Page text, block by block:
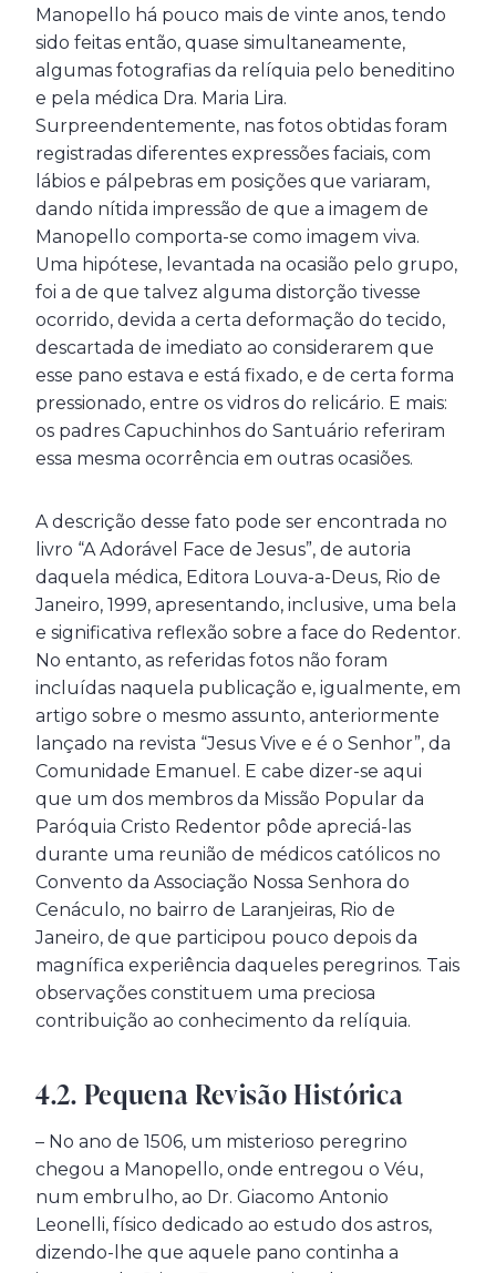
Manopello há pouco mais de vinte anos, tendo
sido feitas então, quase simultaneamente,
algumas fotografias da relíquia pelo beneditino
e pela médica Dra. Maria Lira.
Surpreendentemente, nas fotos obtidas foram
registradas diferentes expressões faciais, com
lábios e pálpebras em posições que variaram,
dando nítida impressão de que a imagem de
Manopello comporta-se como imagem viva.
Uma hipótese, levantada na ocasião pelo grupo,
foi a de que talvez alguma distorção tivesse
ocorrido, devida a certa deformação do tecido,
descartada de imediato ao considerarem que
esse pano estava e está fixado, e de certa forma
pressionado, entre os vidros do relicário. E mais:
os padres Capuchinhos do Santuário referiram
essa mesma ocorrência em outras ocasiões.
A descrição desse fato pode ser encontrada no
livro “A Adorável Face de Jesus”, de autoria
daquela médica, Editora Louva-a-Deus, Rio de
Janeiro, 1999, apresentando, inclusive, uma bela
e significativa reflexão sobre a face do Redentor.
No entanto, as referidas fotos não foram
incluídas naquela publicação e, igualmente, em
artigo sobre o mesmo assunto, anteriormente
lançado na revista “Jesus Vive e é o Senhor”, da
Comunidade Emanuel. E cabe dizer-se aqui
que um dos membros da Missão Popular da
Paróquia Cristo Redentor pôde apreciá-las
durante uma reunião de médicos católicos no
Convento da Associação Nossa Senhora do
Cenáculo, no bairro de Laranjeiras, Rio de
Janeiro, de que participou pouco depois da
magnífica experiência daqueles peregrinos. Tais
observações constituem uma preciosa
contribuição ao conhecimento da relíquia.
4.2. Pequena Revisão Histórica
– No ano de 1506, um misterioso peregrino
chegou a Manopello, onde entregou o Véu,
num embrulho, ao Dr. Giacomo Antonio
Leonelli, físico dedicado ao estudo dos astros,
dizendo-lhe que aquele pano continha a